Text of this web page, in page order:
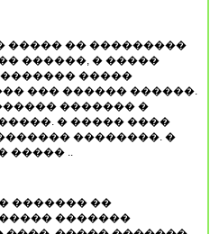
����� �� ���������
������, � �����
�����
��� ������ ������.
������� �
� ����� ����
��������. �
����� ..
������� ��
�������